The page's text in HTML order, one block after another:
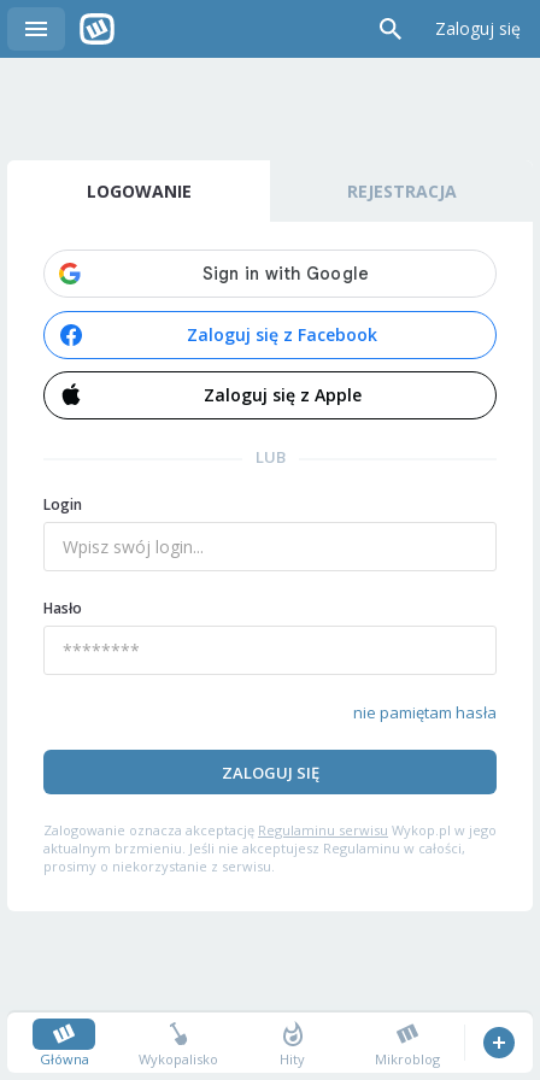
Zaloguj się
LOGOWANIE REJESTRACJA
Zaloguj się z Facebook
Zaloguj się z Apple
LUB
Login
Hasło
nie pamiętam hasła
ZALOGUJ SIĘ
Zalogowanie oznacza akceptację Regulaminu serwisu Wykop.pl w jego
aktualnym brzmieniu. Jeśli nie akceptujesz Regulaminu w całości,
prosimy o niekorzystanie z serwisu.
Główna Wykopalisko Hity Mikroblog